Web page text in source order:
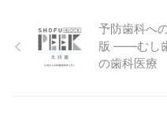
聞いたことがあるあるでしょう
か？学校ではほとんど教えないと
思うので、初めて聞いたという方
が多いのではないでしょうか。
予防歯科へ
版 ――むし
の歯科医療